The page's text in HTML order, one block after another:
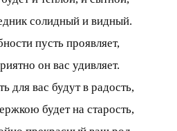
солидный и видный.
пусть проявляет,
он вас удивляет.
для вас будут в радость,
будет на старость,